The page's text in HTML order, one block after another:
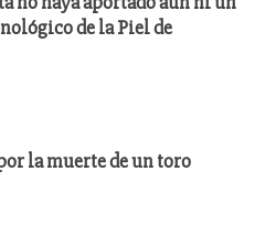
de la Piel de
la muerte de un toro